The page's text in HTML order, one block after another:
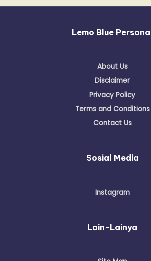
Lemo Blue Personal
About Us
Disclaimer
Privacy Policy
Terms and Conditions
Contact Us
Sosial Media
Instagram
Lain-Lainya